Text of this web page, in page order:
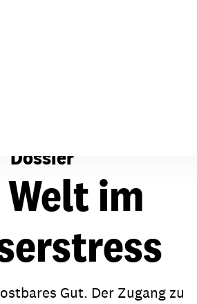
Dossier
Welt im
Gut. Der Zugang zu